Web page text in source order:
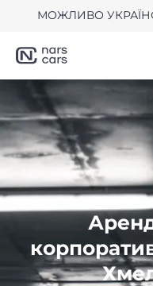
МОЖЛИВО